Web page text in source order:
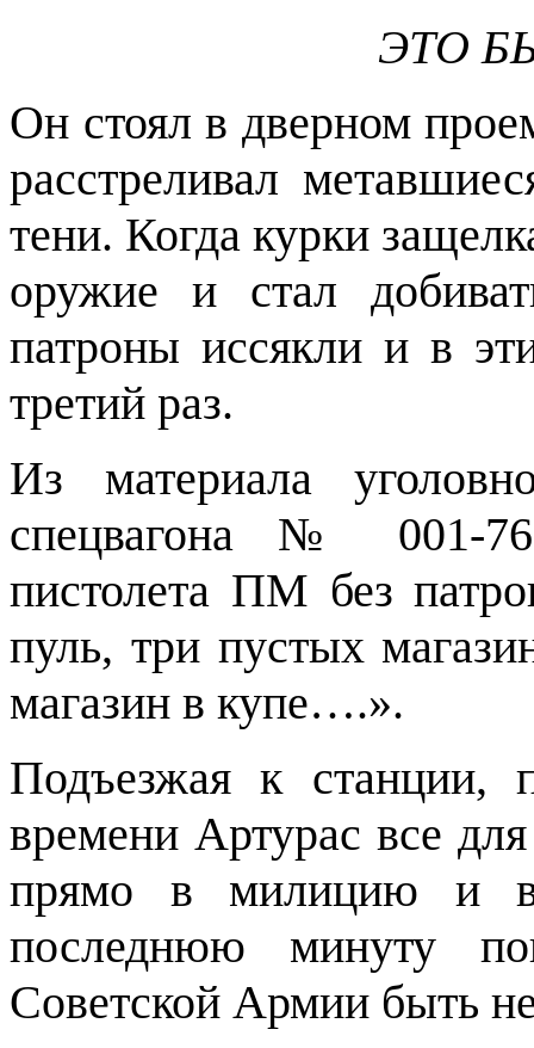
ЭТО
Он стоял в дверном
расстреливал
тени. Когда курки
оружие и стал
патроны иссякли и в
третий раз.
Из материала
спецвагона № 001-
пистолета ПМ без
пуль, три пустых
магазин в купе….».
Подъезжая к станции,
времени Артурас все
прямо в милицию и
последнюю минуту
Советской Армии быть